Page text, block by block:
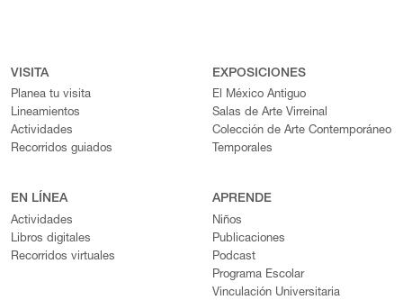
VISITA
Planea tu visita
Lineamientos
Actividades
Recorridos guiados
EXPOSICIONES
El México Antiguo
Salas de Arte Virreinal
Colección de Arte Contemporáneo
Temporales
EN LÍNEA
Actividades
Libros digitales
Recorridos virtuales
APRENDE
Niños
Publicaciones
Podcast
Programa Escolar
Vinculación Universitaria